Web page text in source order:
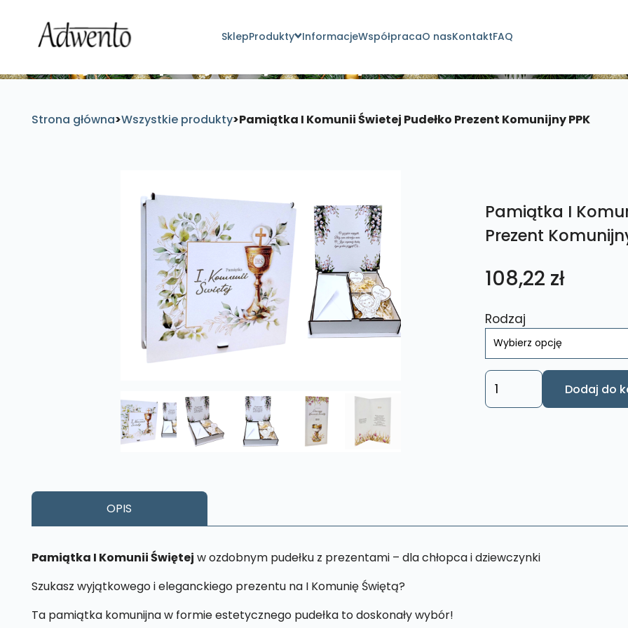
SklepProdukty InformacjeWspółpracaO nasKontaktFAQ
Strona główna>Wszystkie produkty>Pamiątka I Komunii Świetej Pudełko Prezent Komunijny PPK
Pamiątka I
Prezent
108,22 zł
Rodzaj
ilość
Pamiątka
PPK
Dodaj do
OPIS
Pamiątka I Komunii Świętej w ozdobnym pudełku z prezentami – dla chłopca i dziewczynki
Szukasz wyjątkowego i eleganckiego prezentu na I Komunię Świętą?
Ta pamiątka komunijna w formie estetycznego pudełka to doskonały wybór!